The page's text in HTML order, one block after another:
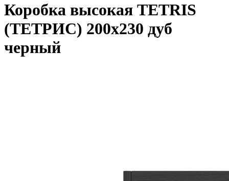
Коробка высокая TETRIS
(ТЕТРИС) 200х230 дуб
черный